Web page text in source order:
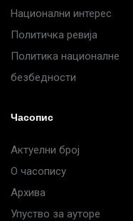
Национални интерес
Политичка ревија
Политика националне
безбедности
Часопис
Актуелни број
О часопису
Архива
Упуство за ауторе